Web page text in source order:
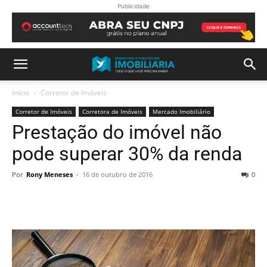
Publicidade
Início Corretor de Imóveis
Corretor de Imóveis Corretora de Imóveis Mercado Imobiliário
Prestação do imóvel não
pode superar 30% da renda
Por Rony Meneses - 16 de outubro de 2016 0